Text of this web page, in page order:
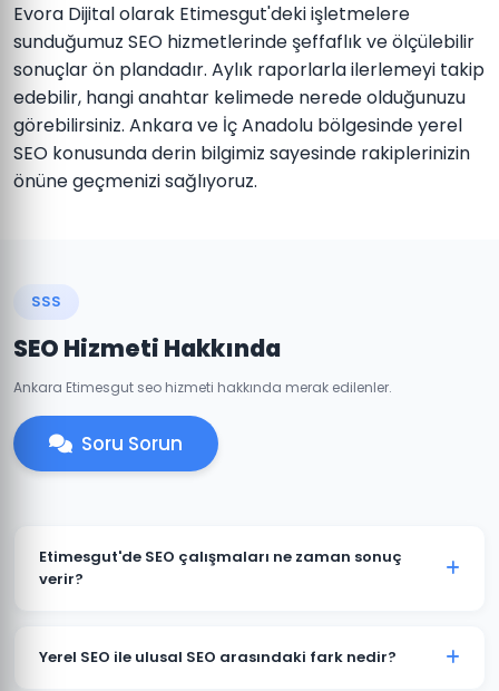
Evora Dijital olarak Etimesgut'deki işletmelere
sunduğumuz SEO hizmetlerinde şeffaflık ve ölçülebilir
sonuçlar ön plandadır. Aylık raporlarla ilerlemeyi takip
edebilir, hangi anahtar kelimede nerede olduğunuzu
görebilirsiniz. Ankara ve İç Anadolu bölgesinde yerel
SEO konusunda derin bilgimiz sayesinde rakiplerinizin
önüne geçmenizi sağlıyoruz.
SSS
SEO Hizmeti Hakkında
Ankara Etimesgut seo hizmeti hakkında merak edilenler.
Soru Sorun
Etimesgut'de SEO çalışmaları ne zaman sonuç
verir?
projelerimizde genellikle 3-6 ay içinde belirgin
Yerel SEO ile ulusal SEO arasındaki fark nedir?